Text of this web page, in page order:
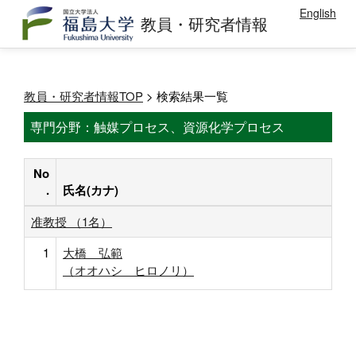
教員・研究者情報 English
教員・研究者情報TOP > 検索結果一覧
専門分野：触媒プロセス、資源化学プロセス
No
.
氏名(カナ)
准教授 （1名）
1
大橋 弘範
（オオハシ ヒロノリ）